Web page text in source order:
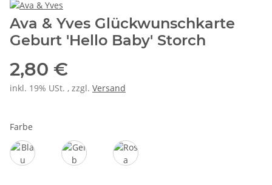
Ava & Yves Glückwunschkarte
Geburt 'Hello Baby' Storch
2,80 €
inkl. 19% USt. , zzgl. Versand
Farbe